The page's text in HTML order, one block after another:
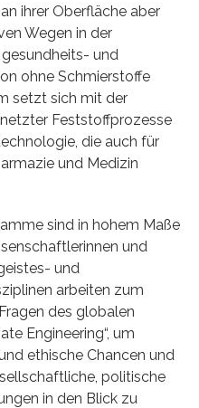
ihrer Oberfläche aber
Wegen in der
und
ohne Schmierstoffe
setzt sich mit der
Feststoffprozesse
die auch für
und Medizin
sind in hohem Maße
und
und
arbeiten zum
des globalen
Engineering“, um
ethische Chancen und
politische
in den Blick zu